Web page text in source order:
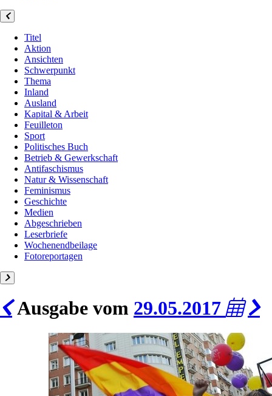
Titel
Aktion
Ansichten
Schwerpunkt
Thema
Inland
Ausland
Kapital & Arbeit
Feuilleton
Sport
Politisches Buch
Betrieb & Gewerkschaft
Antifaschismus
Natur & Wissenschaft
Feminismus
Geschichte
Medien
Abgeschrieben
Leserbriefe
Wochenendbeilage
Fotoreportagen
Ausgabe vom 29.05.2017